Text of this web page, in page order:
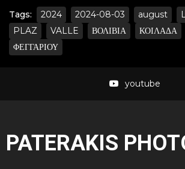
Tags:
2024 2024-08-03 august
PLAZ
VALLE ΒΟΛΙΒΙΑ ΚΟΙΛΑΔΑ
ΦΕΓΓΑΡΙΟΥ
youtube
PATERAKIS